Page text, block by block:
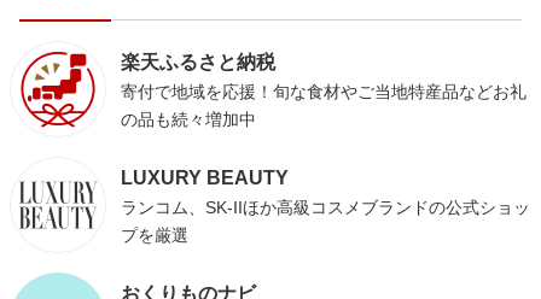
楽天ふるさと納税
寄付で地域を応援！旬な食材やご当地特産品などお礼
の品も続々増加中
LUXURY BEAUTY
ランコム、SK-IIほか高級コスメブランドの公式ショッ
プを厳選
おくりものナビ